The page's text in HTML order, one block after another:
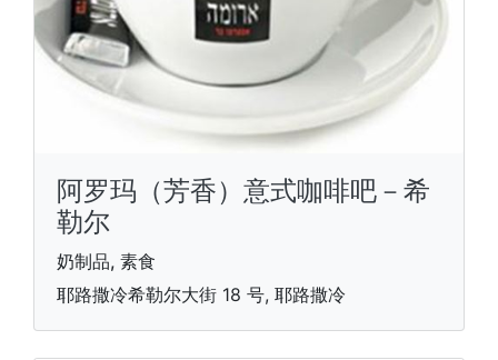
阿罗玛（芳香）意式咖啡吧－希
勒尔
奶制品, 素食
耶路撒冷希勒尔大街 18 号, 耶路撒冷